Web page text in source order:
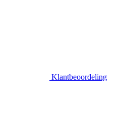
Klantbeoordeling